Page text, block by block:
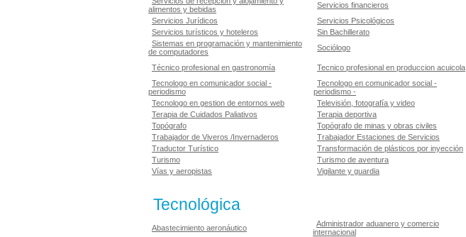
alimentos y bebidas
Servicios financieros
Servicios Jurídicos
Servicios Psicológicos
Servicios turísticos y hoteleros
Sin Bachillerato
Sistemas en programación y mantenimiento
de computadores
Sociólogo
Técnico profesional en gastronomía Tecnico profesional en produccion acuicola
Tecnologo en comunicador social -
periodismo
Tecnologo en comunicador social -
periodismo -
Tecnologo en gestion de entornos web
Televisión, fotografía y video
Terapia de Cuidados Paliativos
Terapia deportiva
Topógrafo
Topógrafo de minas y obras civiles
Trabajador de Viveros /Invernaderos
Trabajador Estaciones de Servicios
Traductor Turístico
Transformación de plásticos por inyección
Turismo
Turismo de aventura
Vías y aeropistas
Vigilante y guardia
Tecnológica
Abastecimiento aeronáutico
Administrador aduanero y comercio
internacional